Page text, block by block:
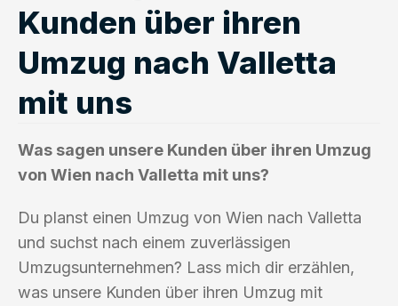
Kunden über ihren
Umzug nach Valletta
mit uns
Was sagen unsere Kunden über ihren Umzug
von Wien nach Valletta mit uns?
Du planst einen Umzug von Wien nach Valletta
und suchst nach einem zuverlässigen
Umzugsunternehmen? Lass mich dir erzählen,
was unsere Kunden über ihren Umzug mit